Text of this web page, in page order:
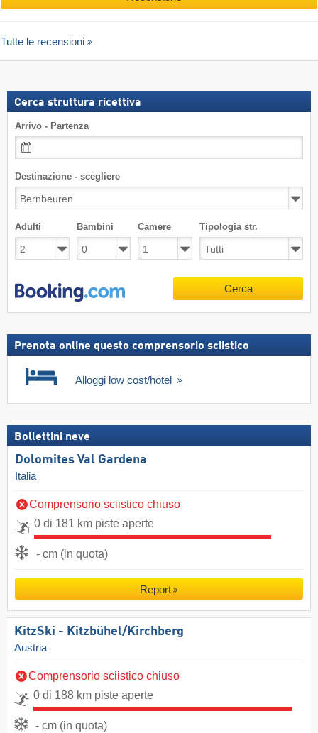
Tutte le recensioni
Cerca struttura ricettiva
Arrivo - Partenza
Destinazione - scegliere
Adulti Bambini Camere Tipologia str.
Cerca
Prenota online questo comprensorio sciistico
Alloggi low cost/hotel
Bollettini neve
Dolomites Val Gardena
Italia
Comprensorio sciistico chiuso
0 di 181 km piste aperte
- cm (in quota)
Report
KitzSki - Kitzbühel/​Kirchberg
Austria
Comprensorio sciistico chiuso
0 di 188 km piste aperte
- cm (in quota)